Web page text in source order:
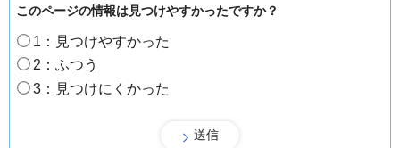
このページの情報は見つけやすかったですか？
1：見つけやすかった
2：ふつう
3：見つけにくかった